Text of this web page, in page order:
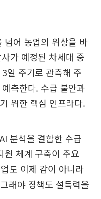
넘어 농업의 위상을 바
가 예정된 차세대 중
일 주기로 관측해 주
측한다. 수급 불안과
위한 핵심 인프라다.
분석을 결합한 수급
원 체계 구축이 주요
도 이제 감이 아니라
래야 정책도 설득력을